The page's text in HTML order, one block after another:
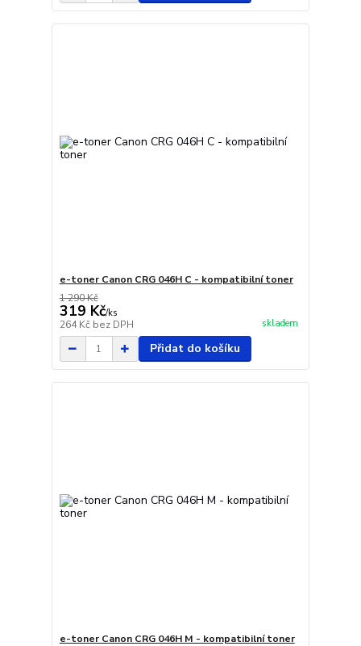
e-toner Canon CRG 046H C - kompatibilní toner
1 290 Kč
319 Kč/ks
264 Kč bez DPH skladem
Přidat do košíku
e-toner Canon CRG 046H M - kompatibilní toner